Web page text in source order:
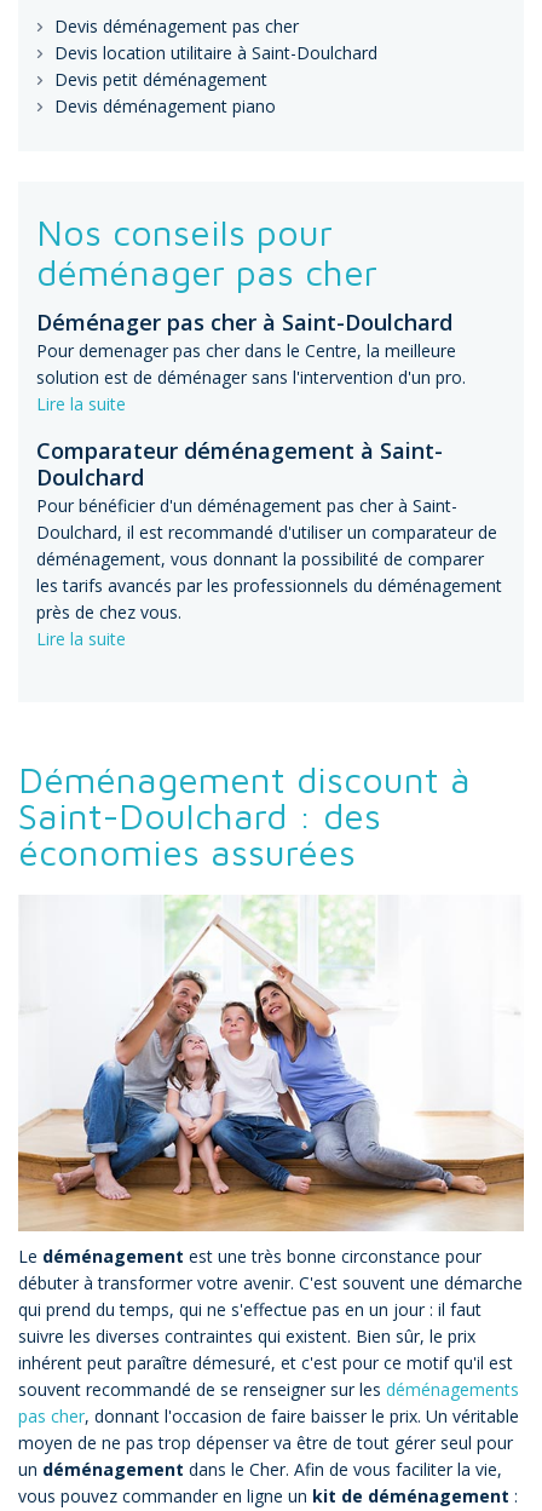
Devis déménagement pas cher
Devis location utilitaire à Saint-Doulchard
Devis petit déménagement
Devis déménagement piano
Nos conseils pour
déménager pas cher
Déménager pas cher à Saint-Doulchard
Pour demenager pas cher dans le Centre, la meilleure
solution est de déménager sans l'intervention d'un pro.
Lire la suite
Comparateur déménagement à Saint-
Doulchard
Pour bénéficier d'un déménagement pas cher à Saint-
Doulchard, il est recommandé d'utiliser un comparateur de
déménagement, vous donnant la possibilité de comparer
les tarifs avancés par les professionnels du déménagement
près de chez vous.
Lire la suite
Déménagement discount à
Saint-Doulchard : des
économies assurées
Le déménagement est une très bonne circonstance pour
débuter à transformer votre avenir. C'est souvent une démarche
qui prend du temps, qui ne s'effectue pas en un jour : il faut
suivre les diverses contraintes qui existent. Bien sûr, le prix
inhérent peut paraître démesuré, et c'est pour ce motif qu'il est
souvent recommandé de se renseigner sur les déménagements
pas cher, donnant l'occasion de faire baisser le prix. Un véritable
moyen de ne pas trop dépenser va être de tout gérer seul pour
un déménagement dans le Cher. Afin de vous faciliter la vie,
vous pouvez commander en ligne un kit de déménagement :